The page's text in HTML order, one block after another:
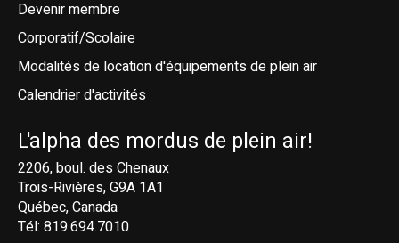
Devenir membre
Corporatif/Scolaire
Modalités de location d'équipements de plein air
Calendrier d'activités
L'alpha des mordus de plein air!
2206, boul. des Chenaux
Trois-Rivières, G9A 1A1
Québec, Canada
Tél: 819.694.7010